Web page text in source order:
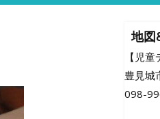
地図
【児
豊見城
098-